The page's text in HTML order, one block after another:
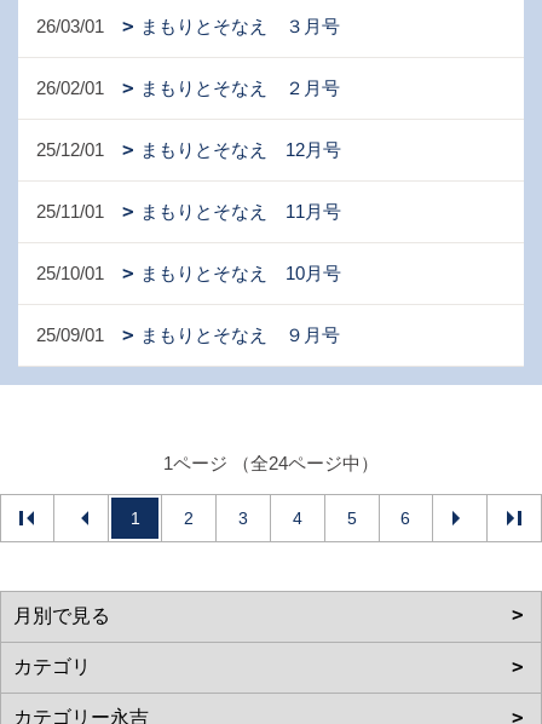
26/03/01 まもりとそなえ ３月号
26/02/01 まもりとそなえ ２月号
25/12/01 まもりとそなえ 12月号
25/11/01 まもりとそなえ 11月号
25/10/01 まもりとそなえ 10月号
25/09/01 まもりとそなえ ９月号
1ページ （全24ページ中）
1 2 3 4 5 6